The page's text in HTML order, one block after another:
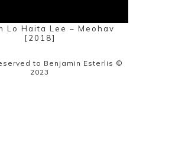
Lo Haita Lee – Meohav
[2018]
to Benjamin Esterlis ©
2023